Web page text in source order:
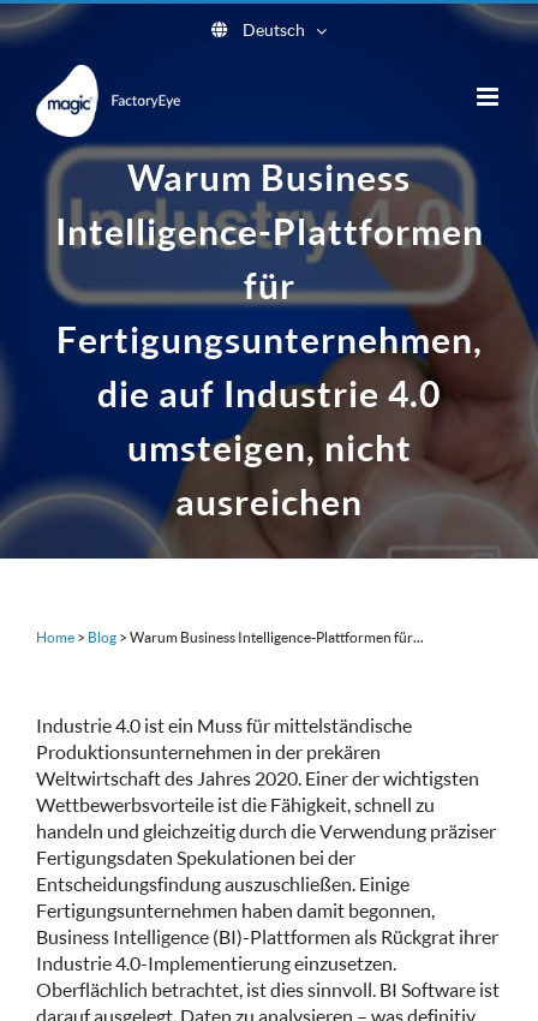
Skip
content
Deutsch
Warum Business
Intelligence-Plattformen
für
Fertigungsunternehmen,
die auf Industrie 4.0
umsteigen, nicht
ausreichen
Home > Blog > Warum Business Intelligence-Plattformen für...
Industrie 4.0 ist ein Muss für mittelständische
Produktionsunternehmen in der prekären
Weltwirtschaft des Jahres 2020. Einer der wichtigsten
Wettbewerbsvorteile ist die Fähigkeit, schnell zu
handeln und gleichzeitig durch die Verwendung präziser
Fertigungsdaten Spekulationen bei der
Entscheidungsfindung auszuschließen. Einige
Fertigungsunternehmen haben damit begonnen,
Business Intelligence (BI)-Plattformen als Rückgrat ihrer
Industrie 4.0-Implementierung einzusetzen.
Oberflächlich betrachtet, ist dies sinnvoll. BI Software ist
darauf ausgelegt, Daten zu analysieren – was definitiv